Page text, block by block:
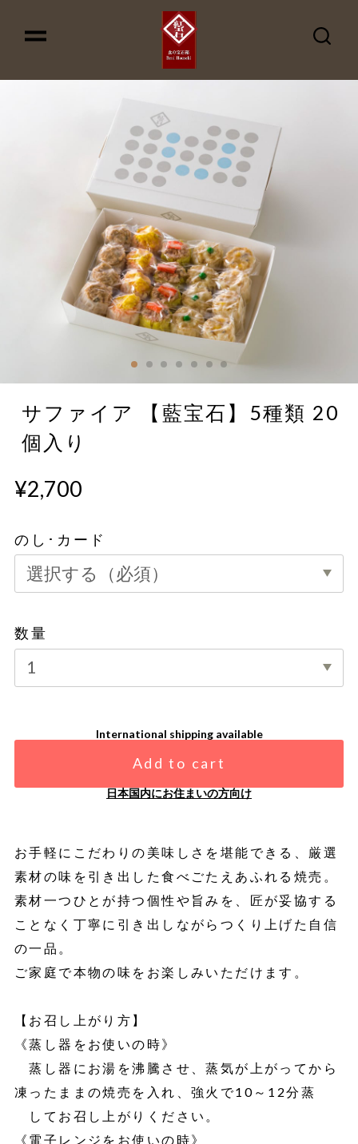
サファイア 【藍宝石】5種類 20
個入り
¥2,700
のし･カード
数量
International shipping available
Add to cart
日本国内にお住まいの方向け
お手軽にこだわりの美味しさを堪能できる、厳選
素材の味を引き出した食べごたえあふれる焼売。
素材一つひとが持つ個性や旨みを、匠が妥協する
ことなく丁寧に引き出しながらつくり上げた自信
の一品。
ご家庭で本物の味をお楽しみいただけます。
【お召し上がり方】
《蒸し器をお使いの時》
蒸し器にお湯を沸騰させ、蒸気が上がってから
凍ったままの焼売を入れ、強火で10～12分蒸
してお召し上がりください。
《電子レンジをお使いの時》